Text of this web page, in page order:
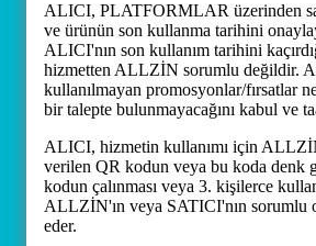
ALICI, PLATFORMLAR üzerinden
ve ürünün son kullanma tarihini
ALICI'nın son kullanım tarihini
hizmetten ALLZİN sorumlu değildir.
kullanılmayan promosyonlar/fırsatlar
bir talepte bulunmayacağını kabul ve
ALICI, hizmetin kullanımı için
verilen QR kodun veya bu koda denk
kodun çalınması veya 3. kişilerce
ALLZİN'ın veya SATICI'nın sorumlu
eder.